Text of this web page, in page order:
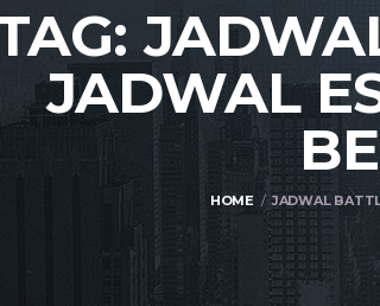
JADWAL
HOME JADWAL